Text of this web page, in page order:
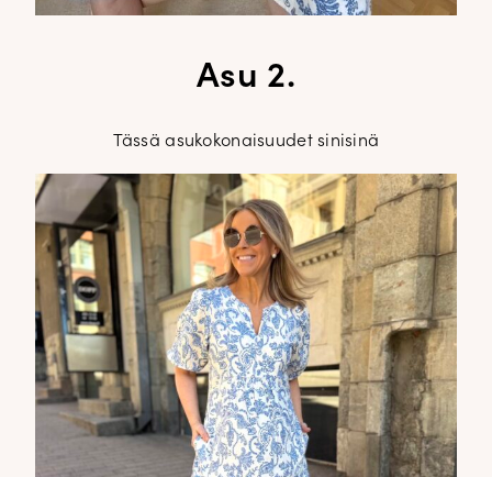
Asu 2.
Tässä asukokonaisuudet sinisinä